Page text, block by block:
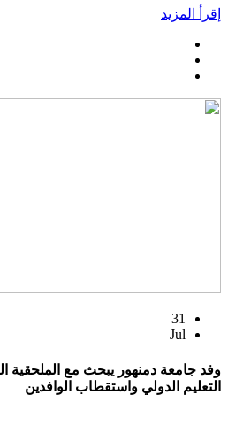
إقرأ المزيد
31
Jul
وفد جامعة دمنهور يبحث مع الملحقية
التعليم الدولي واستقطاب الوافدين